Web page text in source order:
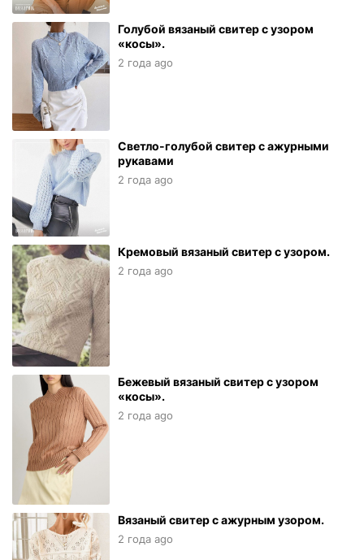
Голубой вязаный свитер с узором
«косы».
2 года ago
Светло-голубой свитер с ажурными
рукавами
2 года ago
Кремовый вязаный свитер с узором.
2 года ago
Бежевый вязаный свитер с узором
«косы».
2 года ago
Вязаный свитер с ажурным узором.
2 года ago